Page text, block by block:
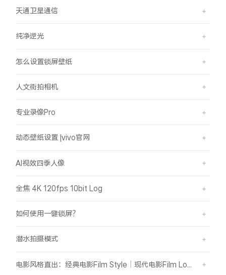
天通卫星通信
纯净逆光
怎么设置锁屏壁纸
人文街拍相机
专业录像Pro
动态壁纸设置 |vivo官网
AI视效四季人像
全焦 4K 120fps 10bit Log
如何使用一键锁屏？
潜水拍摄模式